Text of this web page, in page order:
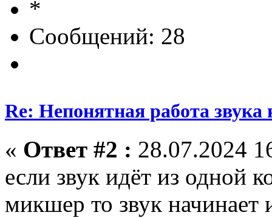
Сообщений: 28
Re: Непонятная работа
« Ответ #2 : 28.07.2024
если звук идёт из одной
микшер то звук начинает